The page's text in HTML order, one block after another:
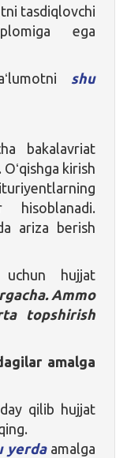
tasdiqlovchi
ega
shu
bakalavriat
kirish
hisoblanadi.
ariza berish
hujjat
Ammo
topshirish
amalga
qilib hujjat
yerdaamalga